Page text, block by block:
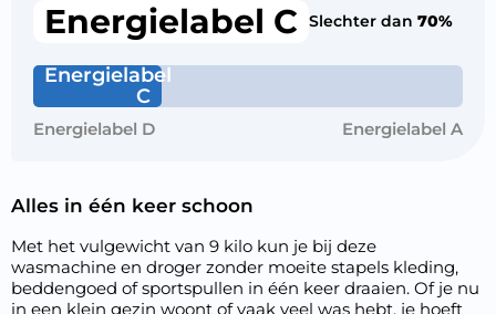
Energielabel C Slechter dan 70%
Energielabel
C
Energielabel D Energielabel A
Alles in één keer schoon
Met het vulgewicht van 9 kilo kun je bij deze
wasmachine en droger zonder moeite stapels kleding,
beddengoed of sportspullen in één keer draaien. Of je nu
in een klein gezin woont of vaak veel was hebt, je hoeft